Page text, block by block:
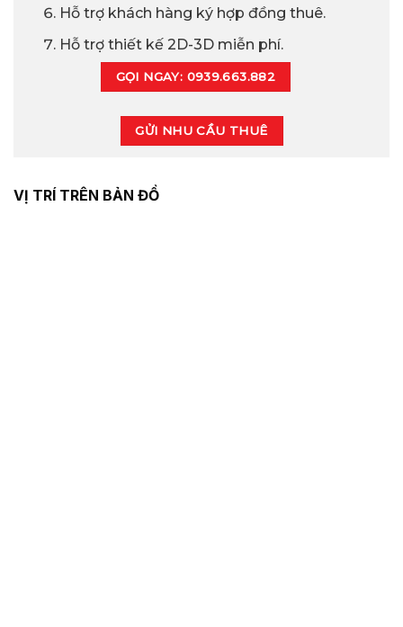
Hỗ trợ khách hàng ký hợp đồng thuê.
Hỗ trợ thiết kế 2D-3D miễn phí.
GỌI NGAY: 0939.663.882
GỬI NHU CẦU THUÊ
VỊ TRÍ TRÊN BẢN ĐỒ